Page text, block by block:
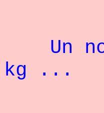
Un
kg ...